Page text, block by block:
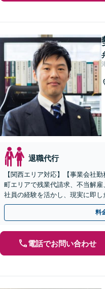
退職代行
【関西エリア対応】【事業会社
町エリアで残業代請求、不当解
社員の経験を活かし、現実に即
使双方に対応】【Web面談OK】
料
電話でお問い合わせ